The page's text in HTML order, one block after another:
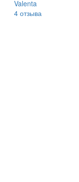
Valenta
4отзыва